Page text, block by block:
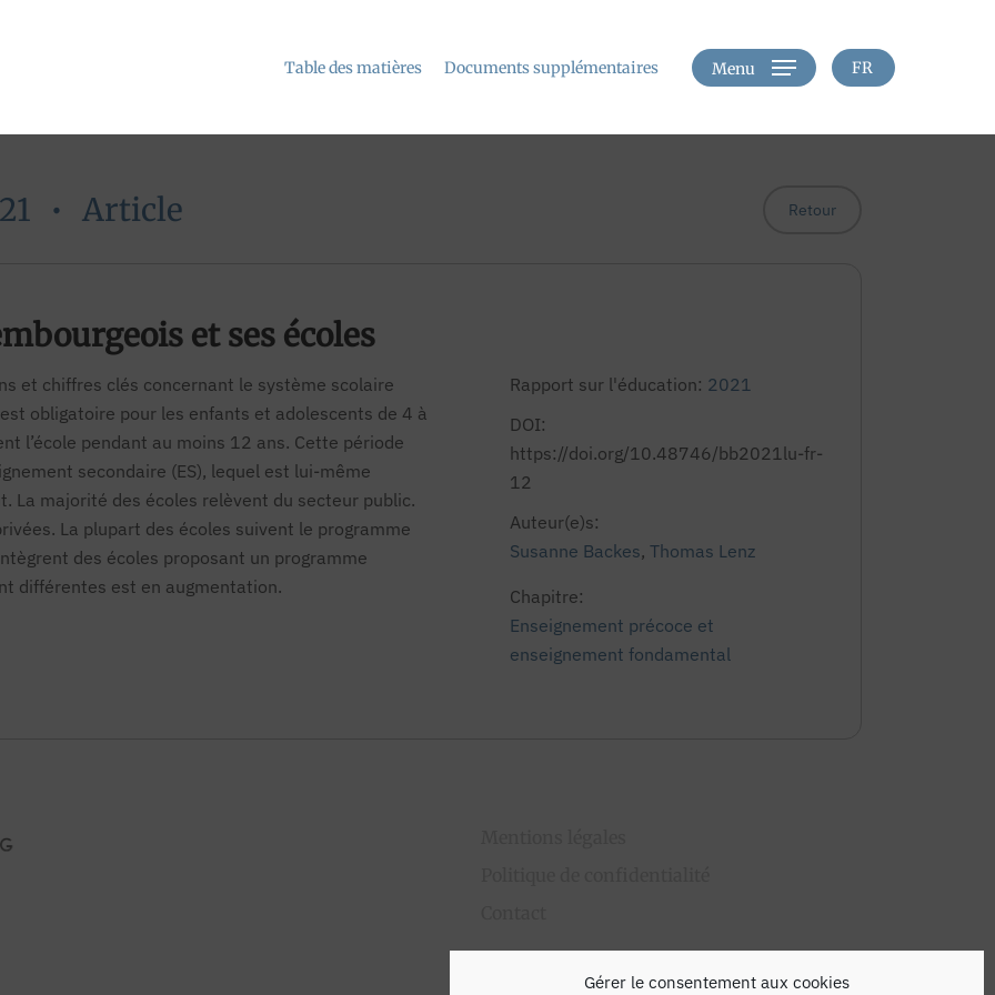
Gérer le consentement aux cookies
Table des matières Documents supplémentaires Menu FR
• Article Retour
et ses écoles
et chiffres clés concernant le système scolaire
obligatoire pour les enfants et adolescents de 4 à
l’école pendant au moins 12 ans. Cette période
secondaire (ES), lequel est lui-même
La majorité des écoles relèvent du secteur public.
La plupart des écoles suivent le programme
des écoles proposant un programme
différentes est en augmentation.
Rapport sur l'éducation: 2021
DOI:
https://doi.org/10.48746/bb2021lu-fr-
12
Auteur(e)s:
Susanne Backes, Thomas Lenz
Chapitre:
Enseignement précoce et
enseignement fondamental